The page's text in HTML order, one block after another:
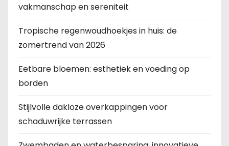
vakmanschap en sereniteit
Tropische regenwoudhoekjes in huis: de
zomertrend van 2026
Eetbare bloemen: esthetiek en voeding op
borden
Stijlvolle dakloze overkappingen voor
schaduwrijke terrassen